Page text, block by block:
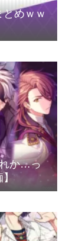
とめｗｗ
か…っ